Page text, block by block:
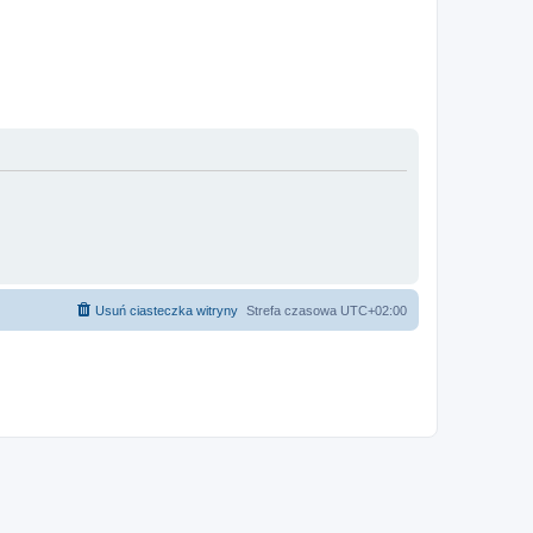
Strefa czasowa UTC+02:00
Usuń ciasteczka witryny